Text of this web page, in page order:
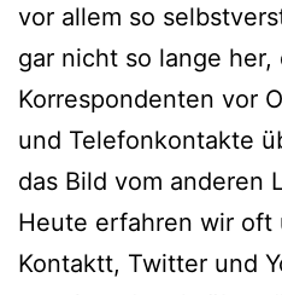
vor allem so
gar nicht so lange her,
Korrespondenten vor
und Telefonkontakte
das Bild vom anderen
Heute erfahren wir oft
Kontaktt, Twitter und